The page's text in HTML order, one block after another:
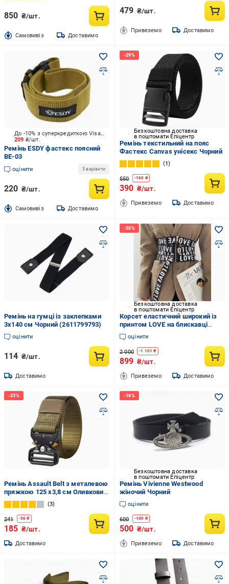
850 ₴/шт.
Cамовивіз Доставимо
479 ₴/шт.
Привеземо Доставимо
209 ₴/шт.
До -10% з суперкредиткою Visa Вигода
Ремінь ESDY фастекс поясний
BE-03
оцінити 3 варіанти
220 ₴/шт.
Cамовивіз Доставимо
Безкоштовна доставка
в поштомати Епіцентр
Ремінь текстильний на пояс
Фастекс Canvas унісекс Чорний
1
550 -160 ₴
390 ₴/шт.
Привеземо Доставимо
Ремінь на гумці із заклепками
3х140 см Чорний (2611799793)
оцінити
114 ₴/шт.
Доставимо
Безкоштовна доставка
в поштомати Епіцентр
Корсет еластичний широкий із
принтом LOVE на блискавці
Чорний
оцінити
2 000 -1 101 ₴
899 ₴/шт.
Привеземо Доставимо
Ремінь Assault Belt з металевою
пряжкою 125 x3,8 см Оливковий
(SN-P002)
3
241 -56 ₴
185 ₴/шт.
Доставимо
Безкоштовна доставка
в поштомати Епіцентр
Ремінь Vivienne Westwood
жіночий Чорний
оцінити
600 -100 ₴
500 ₴/шт.
Привеземо Доставимо